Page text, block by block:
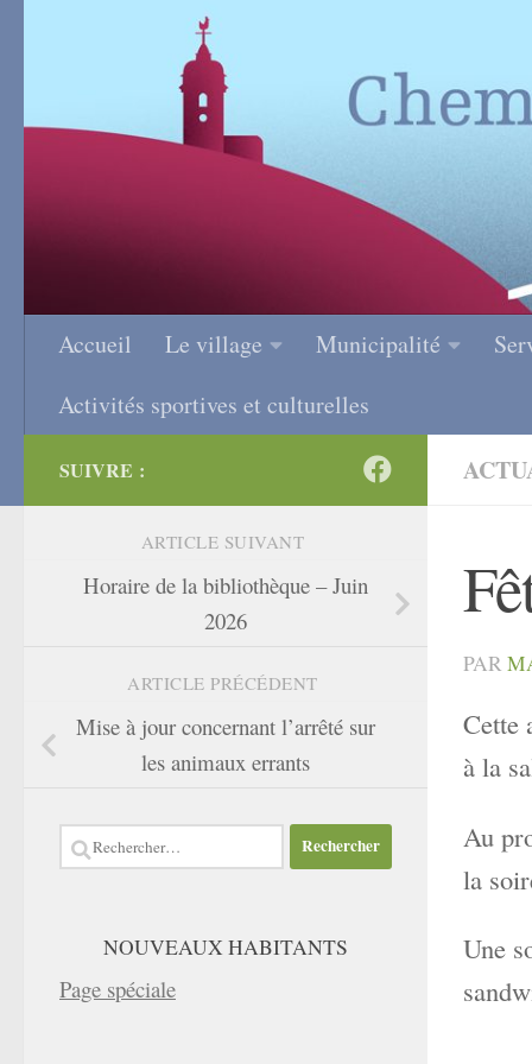
Accueil Le village Municipalité
Activités sportives et culturelles
PAR
Cette
à la
Au
la
Une
SUIVRE :
ARTICLE SUIVANT
Horaire de la bibliothèque – Juin
2026
ARTICLE PRÉCÉDENT
Mise à jour concernant l’arrêté sur
les animaux errants
Rechercher :
NOUVEAUX HABITANTS
Page spéciale